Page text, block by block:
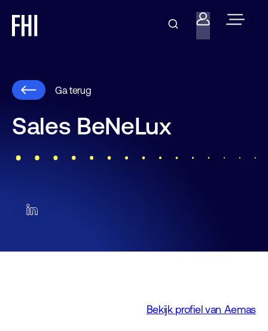
Ga terug
Sales BeNeLux
Bekijk profiel van Aemas